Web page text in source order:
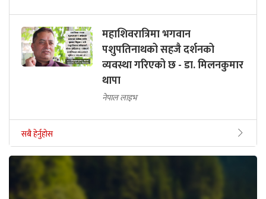
महाशिवरात्रिमा भगवान
पशुपतिनाथको सहजै दर्शनको
व्यवस्था गरिएको छ - डा. मिलनकुमार
थापा
नेपाल लाइभ
सबै हेर्नुहोस